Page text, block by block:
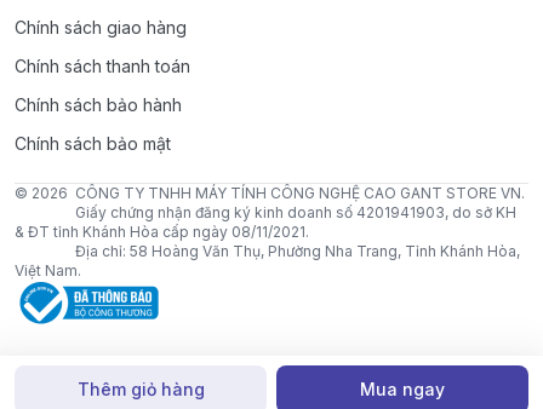
Thêm giỏ hàng Mua ngay
Chính sách giao hàng
Chính sách thanh toán
Chính sách bảo hành
Chính sách bảo mật
© 2026 CÔNG TY TNHH MÁY TÍNH CÔNG NGHỆ CAO GANT STORE VN.
Giấy chứng nhận đăng ký kinh doanh số 4201941903, do sở KH
& ĐT tỉnh Khánh Hòa cấp ngày 08/11/2021.
Địa chỉ: 58 Hoàng Văn Thụ, Phường Nha Trang, Tỉnh Khánh Hòa,
Việt Nam.